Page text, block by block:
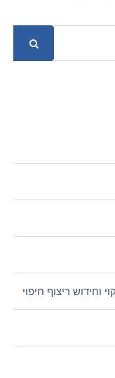
וחידוש ריצוף חיפוי